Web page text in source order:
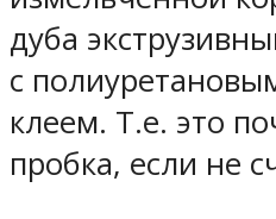
дуба
с
клеем. Т.е. это
пробка, если не